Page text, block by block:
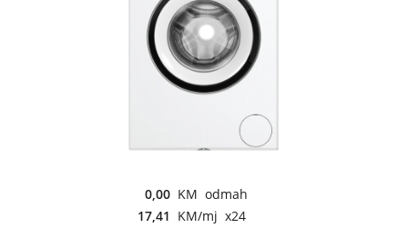
0,00 KM odmah
17,41 KM/mj x24